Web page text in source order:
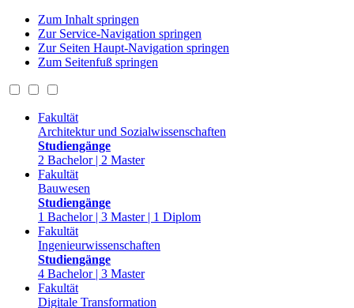
Zum Inhalt springen
Zur Service-Navigation springen
Zur Seiten Haupt-Navigation springen
Zum Seitenfuß springen
Fakultät
Architektur und Sozialwissenschaften
Studiengänge
2 Bachelor | 2 Master
Fakultät
Bauwesen
Studiengänge
1 Bachelor | 3 Master | 1 Diplom
Fakultät
Ingenieurwissenschaften
Studiengänge
4 Bachelor | 3 Master
Fakultät
Digitale Transformation